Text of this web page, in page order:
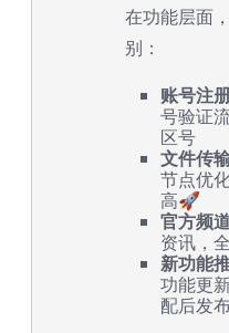
在功能层面
别：
账号注
号验证
区号
文件传
节点优
高🚀
官方频
资讯，
新功能
功能更
配后发